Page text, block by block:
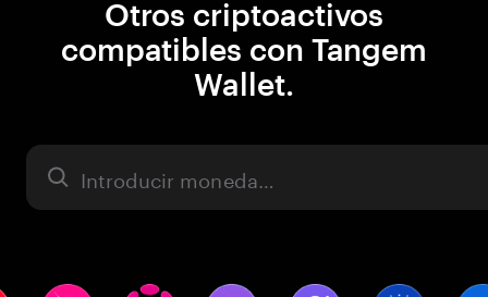
Otros criptoactivos
compatibles con Tangem
Wallet.
Activo